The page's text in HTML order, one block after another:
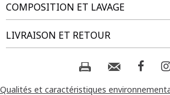
T-shirt à manches courtes avec col en V.
Détails en dentelle sur les épaules,
décoratifs. Plis sur le devant. Tissu uni
légèrement froissée. Longueur
Notre mannequin Béatrice mesure
COMPOSITION ET LAVAGE
Tissu principal : 100% POLYESTER
Composition et lavage :
LIVRAISON ET RETOUR
NOS MODES DE LIVRAISON
Livraison Magasin :
Qualités et caractéristiques